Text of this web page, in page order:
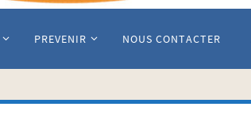
PREVENIR NOUS CONTACTER